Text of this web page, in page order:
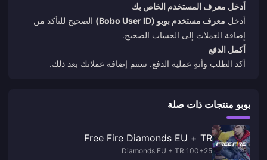
أدخل معرف المستخدم الخاص بك
أدخل معرف مستخدم بوبو (Bobo User ID)
الصحيح للتأكد من
إضافة العملات إلى الحساب الصحيح.
أكمل الدفع
أكد الطلب وأنهِ عملية الدفع. ستتم إضافة عملاتك بعد ذلك.
بوبو منتجات ذات صلة
Free Fire Diamonds EU + TR
100+25 Diamonds EU + TR